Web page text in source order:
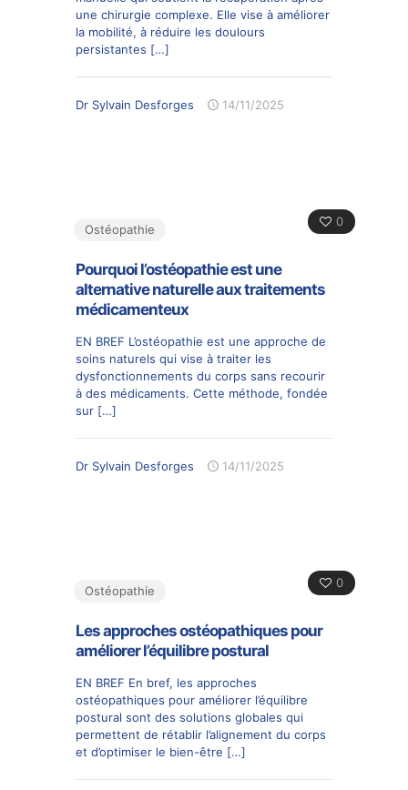
une chirurgie complexe. Elle vise à améliorer
la mobilité, à réduire les doulours
persistantes […]
Dr Sylvain Desforges 14/11/2025
0
Ostéopathie
Pourquoi l’ostéopathie est une
alternative naturelle aux traitements
médicamenteux
EN BREF L’ostéopathie est une approche de
soins naturels qui vise à traiter les
dysfonctionnements du corps sans recourir
à des médicaments. Cette méthode, fondée
sur […]
Dr Sylvain Desforges 14/11/2025
0
Ostéopathie
Les approches ostéopathiques pour
améliorer l’équilibre postural
EN BREF En bref, les approches
ostéopathiques pour améliorer l’équilibre
postural sont des solutions globales qui
permettent de rétablir l’alignement du corps
et d’optimiser le bien-être […]